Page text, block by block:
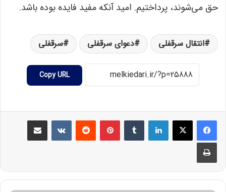
حق می‌شوند، پرداختیم. امید آنکه مفید فایده بوده باشد.
انتقال سرقفلی دعوای سرقفلی سرقفلی
Copy URL